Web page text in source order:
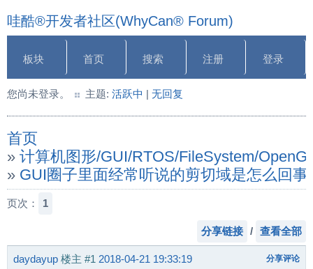
哇酷®开发者社区(WhyCan® Forum)
板块 首页 搜索 注册 登录
您尚未登录。 主题: 活跃中 | 无回复
首页
» 计算机图形/GUI/RTOS/FileSystem/
» GUI圈子里面经常听说的剪切域是怎么回
页次： 1
分享链接 / 查看全部
daydayup 楼主 #1 2018-04-21 19:33:19 分享评论